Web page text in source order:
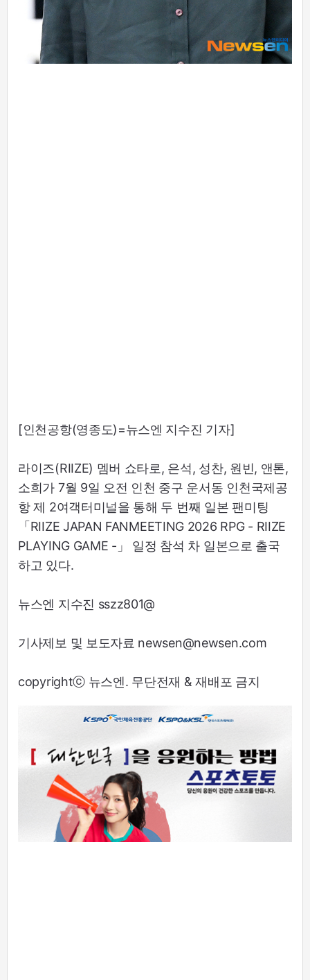
[인천공항(영종도)=뉴스엔 지수진 기자]
라이즈(RIIZE) 멤버 쇼타로, 은석, 성찬, 원빈, 앤톤,
소희가 7월 9일 오전 인천 중구 운서동 인천국제공
항 제 2여객터미널을 통해 두 번째 일본 팬미팅
「RIIZE JAPAN FANMEETING 2026 RPG - RIIZE
PLAYING GAME -」 일정 참석 차 일본으로 출국
하고 있다.
뉴스엔 지수진 sszz801@
기사제보 및 보도자료 newsen@newsen.com
copyrightⓒ 뉴스엔. 무단전재 & 재배포 금지